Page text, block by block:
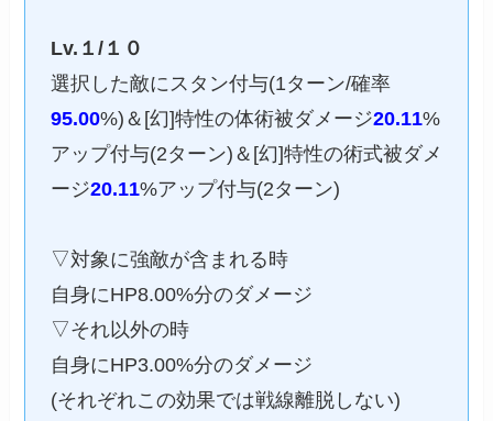
Lv.１/１０
選択した敵にスタン付与(1ターン/確率
95.00%)＆[幻]特性の体術被ダメージ20.11%
アップ付与(2ターン)＆[幻]特性の術式被ダメ
ージ20.11%アップ付与(2ターン)
▽対象に強敵が含まれる時
自身にHP8.00%分のダメージ
▽それ以外の時
自身にHP3.00%分のダメージ
(それぞれこの効果では戦線離脱しない)